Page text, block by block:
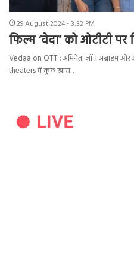
29 August 2024 - 3:32 PM
फिल्म ‘वेदा’ को ओटीटी
Vedaa on OTT : अभिनेता जॉन अब्राहम और
theaters में कुछ खास…